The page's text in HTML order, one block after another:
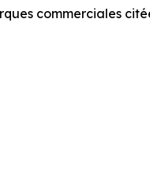
commerciales